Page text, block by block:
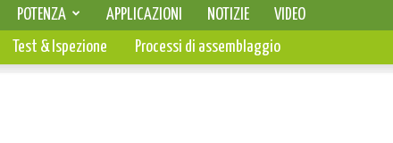
SELEZIONE DI ELETTRONICA
POTENZA APPLICAZIONI NOTIZIE
VIDEO
PCBTest & Ispezione Processi di assemblaggio